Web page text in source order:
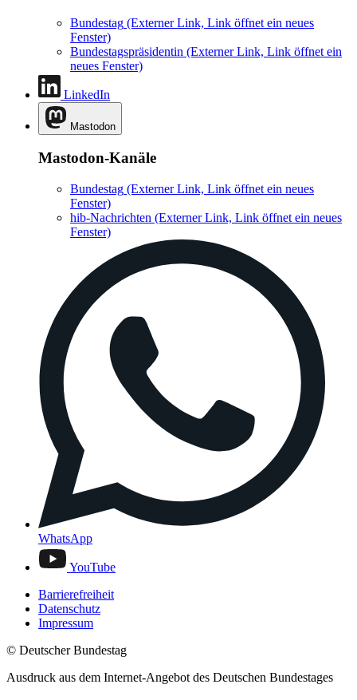
Bundestag (Externer Link, Link öffnet ein neues
Fenster)
Bundestagspräsidentin (Externer Link, Link öffnet ein
neues Fenster)
LinkedIn
Mastodon
Mastodon-Kanäle
Bundestag (Externer Link, Link öffnet ein neues
Fenster)
hib-Nachrichten (Externer Link, Link öffnet ein neues
Fenster)
WhatsApp
YouTube
Barrierefreiheit
Datenschutz
Impressum
© Deutscher Bundestag
Ausdruck aus dem Internet-Angebot des Deutschen Bundestages